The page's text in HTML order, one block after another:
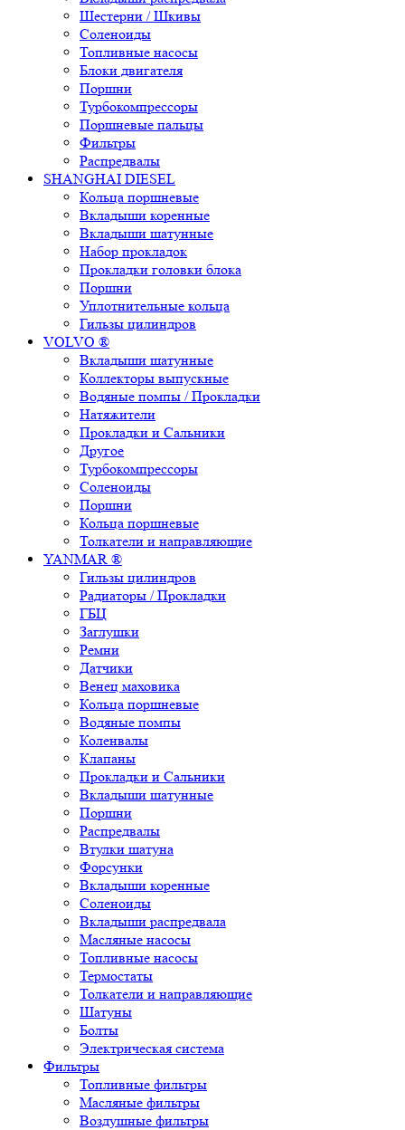
Шестерни / Шкивы
Соленоиды
Топливные насосы
Блоки двигателя
Поршни
Турбокомпрессоры
Поршневые пальцы
Фильтры
Распредвалы
SHANGHAI DIESEL
Кольца поршневые
Вкладыши коренные
Вкладыши шатунные
Набор прокладок
Прокладки головки блока
Поршни
Уплотнительные кольца
Гильзы цилиндров
VOLVO ®
Вкладыши шатунные
Коллекторы выпускные
Водяные помпы / Прокладки
Натяжители
Прокладки и Сальники
Другое
Турбокомпрессоры
Соленоиды
Поршни
Кольца поршневые
Толкатели и направляющие
YANMAR ®
Гильзы цилиндров
Радиаторы / Прокладки
ГБЦ
Заглушки
Ремни
Датчики
Венец маховика
Кольца поршневые
Водяные помпы
Коленвалы
Клапаны
Прокладки и Сальники
Вкладыши шатунные
Поршни
Распредвалы
Втулки шатуна
Форсунки
Вкладыши коренные
Соленоиды
Вкладыши распредвала
Масляные насосы
Топливные насосы
Термостаты
Толкатели и направляющие
Шатуны
Болты
Электрическая система
Фильтры
Топливные фильтры
Масляные фильтры
Воздушные фильтры